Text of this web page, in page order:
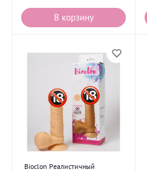
В корзину
Bioclon Реалистичный